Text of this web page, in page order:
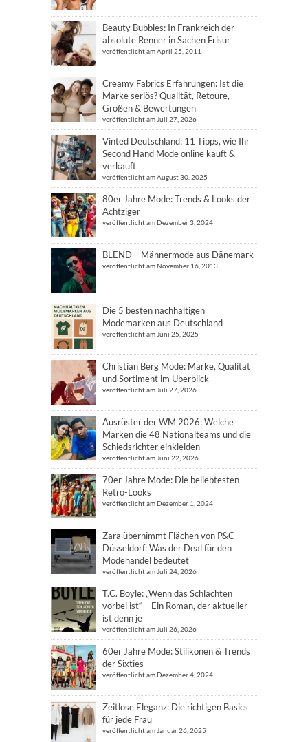
Beauty Bubbles: In Frankreich der
absolute Renner in Sachen Frisur
veröffentlicht am April 25, 2011
Creamy Fabrics Erfahrungen: Ist die
Marke seriös? Qualität, Retoure,
Größen & Bewertungen
veröffentlicht am Juli 27, 2026
Vinted Deutschland: 11 Tipps, wie Ihr
Second Hand Mode online kauft &
verkauft
veröffentlicht am August 30, 2025
80er Jahre Mode: Trends & Looks der
Achtziger
veröffentlicht am Dezember 3, 2024
BLEND – Männermode aus Dänemark
veröffentlicht am November 16, 2013
Die 5 besten nachhaltigen
Modemarken aus Deutschland
veröffentlicht am Juni 25, 2025
Christian Berg Mode: Marke, Qualität
und Sortiment im Überblick
veröffentlicht am Juli 27, 2026
Ausrüster der WM 2026: Welche
Marken die 48 Nationalteams und die
Schiedsrichter einkleiden
veröffentlicht am Juni 22, 2026
70er Jahre Mode: Die beliebtesten
Retro-Looks
veröffentlicht am Dezember 1, 2024
Zara übernimmt Flächen von P&C
Düsseldorf: Was der Deal für den
Modehandel bedeutet
veröffentlicht am Juli 24, 2026
T.C. Boyle: „Wenn das Schlachten
vorbei ist“ – Ein Roman, der aktueller
ist denn je
veröffentlicht am Juli 26, 2026
60er Jahre Mode: Stilikonen & Trends
der Sixties
veröffentlicht am Dezember 4, 2024
Zeitlose Eleganz: Die richtigen Basics
für jede Frau
veröffentlicht am Januar 26, 2025